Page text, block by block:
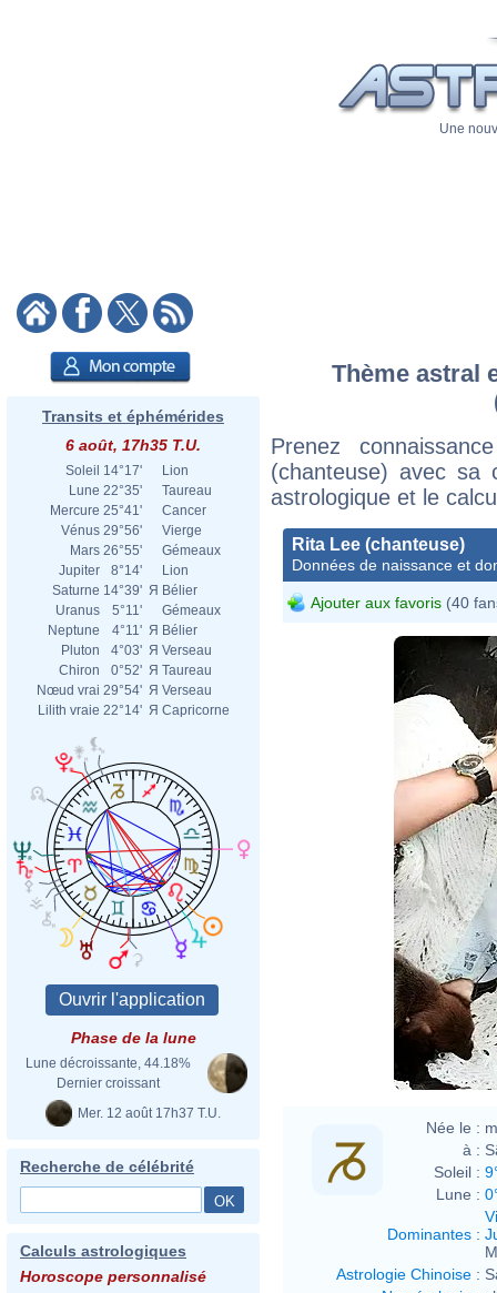
Une
Transits et éphémérides
6 août, 17h35 T.U.
Soleil 14°17'
Lion
Lune 22°35'
Taureau
Mercure 25°41'
Cancer
Vénus 29°56'
Vierge
Mars 26°55'
Gémeaux
Jupiter
8°14'
Lion
Saturne 14°39' Я Bélier
Uranus
5°11'
Gémeaux
Neptune
4°11' Я Bélier
Pluton
4°03' Я Verseau
Chiron
0°52' Я Taureau
Nœud vrai 29°54' Я Verseau
Lilith vraie 22°14' Я Capricorne
Phase de la lune
Lune décroissante, 44.18%
Dernier croissant
Mer. 12 août 17h37 T.U.
Recherche de célébrité
Calculs astrologiques
Horoscope personnalisé
Thème astral
Prenez
(chanteuse) avec sa
astrologique et le
Rita Lee (chanteuse)
Données de naissance et
Ajouter aux favoris (40
Née le :
à :
Soleil :
Lune :
Dominantes :
Astrologie Chinoise :